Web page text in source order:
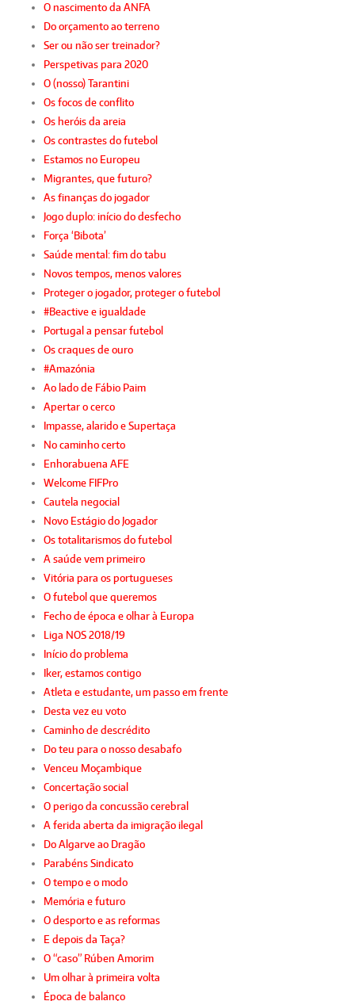
O nascimento da ANFA
Do orçamento ao terreno
Ser ou não ser treinador?
Perspetivas para 2020
O (nosso) Tarantini
Os focos de conflito
Os heróis da areia
Os contrastes do futebol
Estamos no Europeu
Migrantes, que futuro?
As finanças do jogador
Jogo duplo: início do desfecho
Força ‘Bibota’
Saúde mental: fim do tabu
Novos tempos, menos valores
Proteger o jogador, proteger o futebol
#Beactive e igualdade
Portugal a pensar futebol
Os craques de ouro
#Amazónia
Ao lado de Fábio Paim
Apertar o cerco
Impasse, alarido e Supertaça
No caminho certo
Enhorabuena AFE
Welcome FIFPro
Cautela negocial
Novo Estágio do Jogador
Os totalitarismos do futebol
A saúde vem primeiro
Vitória para os portugueses
O futebol que queremos
Fecho de época e olhar à Europa
Liga NOS 2018/19
Início do problema
Iker, estamos contigo
Atleta e estudante, um passo em frente
Desta vez eu voto
Caminho de descrédito
Do teu para o nosso desabafo
Venceu Moçambique
Concertação social
O perigo da concussão cerebral
A ferida aberta da imigração ilegal
Do Algarve ao Dragão
Parabéns Sindicato
O tempo e o modo
Memória e futuro
O desporto e as reformas
E depois da Taça?
O “caso” Rúben Amorim
Um olhar à primeira volta
Época de balanço